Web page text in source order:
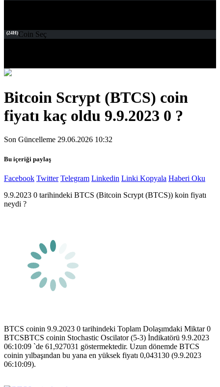
(24H)Coin Seç
Bitcoin Scrypt (BTCS) coin
fiyatı kaç oldu 9.9.2023 0 ?
Son Güncelleme 29.06.2026 10:32
Bu içeriği paylaş
Facebook Twitter Telegram Linkedin Linki Kopyala Haberi Oku
9.9.2023 0 tarihindeki BTCS (Bitcoin Scrypt (BTCS)) koin fiyatı
neydi ?
BTCS coinin 9.9.2023 0 tarihindeki Toplam Dolaşımdaki Miktar 0
BTCSBTCS coinin Stochastic Oscilator (5-3) İndikatörü 9.9.2023
06:10:09 `de 61,927031 göstermektedir. Uzun dönemde BTCS
coinin yılbaşından bu yana en yüksek fiyatı 0,043130 (9.9.2023
06:10:09).